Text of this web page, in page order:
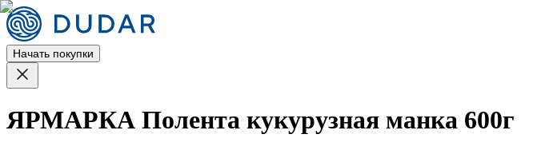
Начать покупки
ЯРМАРКА Полента кукурузная манка 600г